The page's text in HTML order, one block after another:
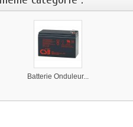
Batterie Onduleur...